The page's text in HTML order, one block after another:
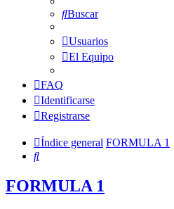
Buscar
Usuarios
El Equipo
FAQ
Identificarse
Registrarse
Índice general FORMULA 1
Buscar
FORMULA 1